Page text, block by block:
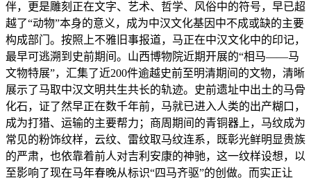
伴，更是雕刻正在文字、艺术、哲学、风俗中的符号，早已超
越了“动物”本身的意义，成为中汉文化基因中不成或缺的主要
构成部门。按照上不雅旧事报道，马正在中汉文化中的印记，
最早可逃溯到史前期间。山西博物院近期开展的“相马——马
文物特展”，汇集了近200件逾越史前至明清期间的文物，清晰
展示了马取中汉文明共生共长的轨迹。史前遗址中出土的马骨
化石，证了然早正在数千年前，马就已进入人类的出产糊口，
成为打猎、运输的主要帮力；商周期间的青铜器上，马纹成为
常见的粉饰纹样，云纹、雷纹取马纹连系，既彰光鲜明显贵族
的严肃，也依靠着前人对吉利安康的神驰，这一纹样设想，以
至影响了现在马年春晚从标识“四马齐驱”的创做。而实正让